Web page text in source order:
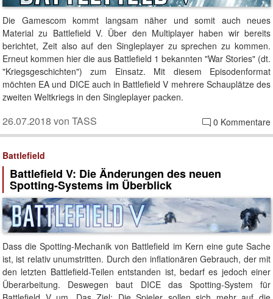
Die Gamescom kommt langsam näher und somit auch neues
Material zu Battlefield V. Über den Multiplayer haben wir bereits
berichtet, Zeit also auf den Singleplayer zu sprechen zu kommen.
Erneut kommen hier die aus Battlefield 1 bekannten "War Stories" (dt.
"Kriegsgeschichten") zum Einsatz. Mit diesem Episodenformat
möchten EA und DICE auch in Battlefield V mehrere Schauplätze des
zweiten Weltkriegs in den Singleplayer packen.
0 Kommentare
26.07.2018 von TASS
Battlefield
Battlefield V: Die Änderungen des neuen
Spotting-Systems im Überblick
Dass die Spotting-Mechanik von Battlefield im Kern eine gute Sache
ist, ist relativ unumstritten. Durch den inflationären Gebrauch, der mit
den letzten Battlefield-Teilen entstanden ist, bedarf es jedoch einer
Überarbeitung. Deswegen baut DICE das Spotting-System für